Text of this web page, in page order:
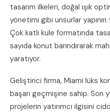
tasarım ilkeleri, doğal ışık
yönetimi gibi unsurlar yapının
Çok katlı kule formatında
sayıda konut barındırarak
yaratıyor.
Geliştirici firma, Miami lüks
başarı geçmişine sahip. Son
projelerin yatırımcı ilgisini